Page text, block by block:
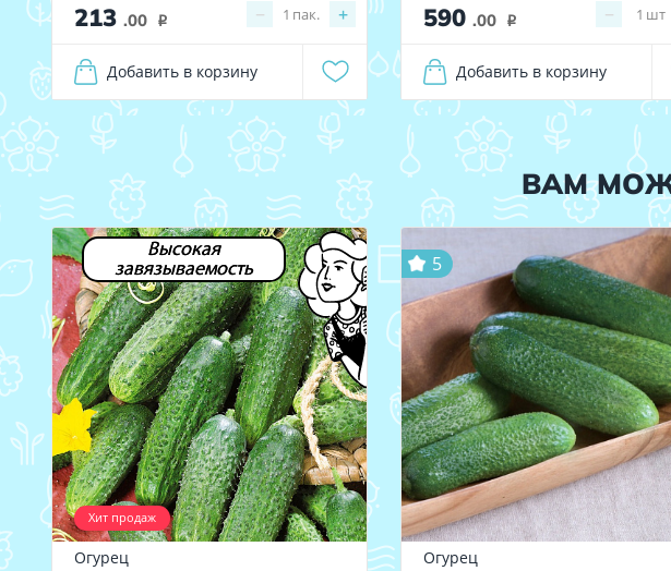
213 .00 i − +
1 пак.
Добавить в корзину
590 .00 i − 1 шт
Добавить в корзину
ВАМ
Высокая
завязываемость
Хит продаж
Огурец
5
Огурец